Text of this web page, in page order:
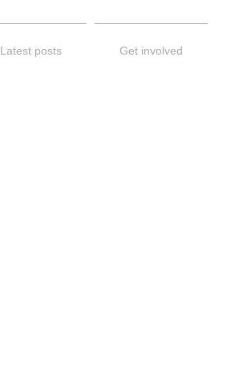
Latest posts Get involved